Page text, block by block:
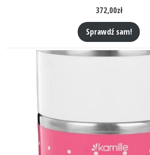
372,00zł
Sprawdź sam!